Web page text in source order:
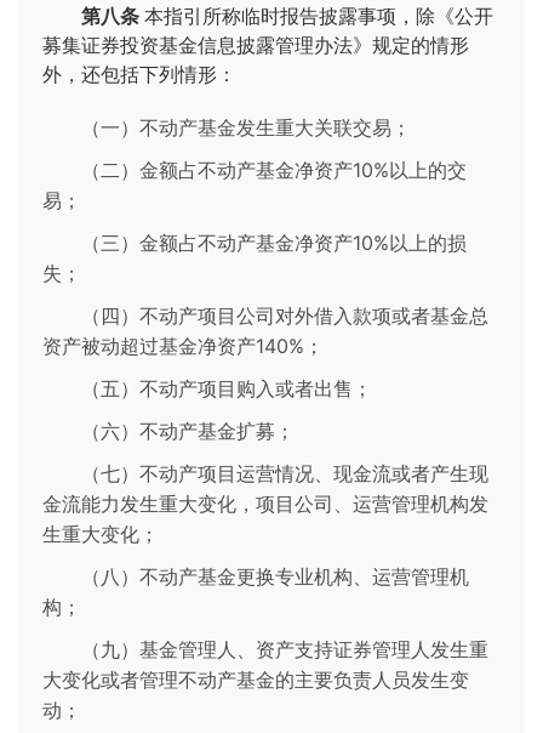
第八条 本指引所称临时报告披露事项，除《公开
募集证券投资基金信息披露管理办法》规定的情形
外，还包括下列情形：
（一）不动产基金发生重大关联交易；
（二）金额占不动产基金净资产10%以上的交
易；
（三）金额占不动产基金净资产10%以上的损
失；
（四）不动产项目公司对外借入款项或者基金总
资产被动超过基金净资产140%；
（五）不动产项目购入或者出售；
（六）不动产基金扩募；
（七）不动产项目运营情况、现金流或者产生现
金流能力发生重大变化，项目公司、运营管理机构发
生重大变化；
（八）不动产基金更换专业机构、运营管理机
构；
（九）基金管理人、资产支持证券管理人发生重
大变化或者管理不动产基金的主要负责人员发生变
动；